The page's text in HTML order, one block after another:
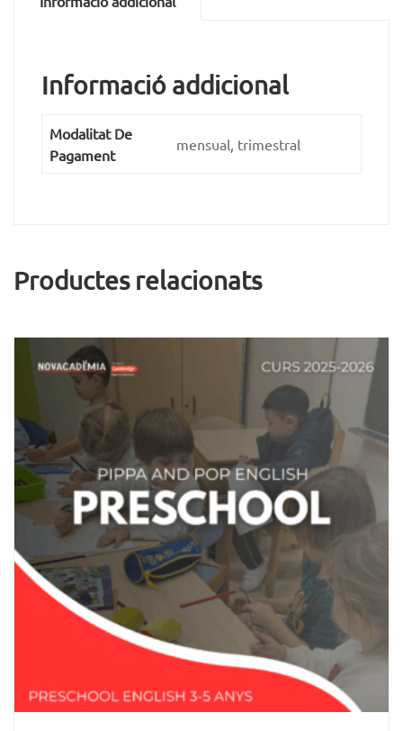
Informació addicional
Modalitat De
Pagament
mensual, trimestral
Productes relacionats